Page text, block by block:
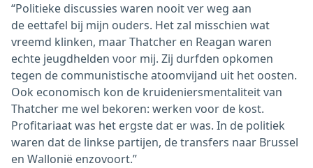
“Politieke discussies waren nooit ver weg aan
de eettafel bij mijn ouders. Het zal misschien wat
vreemd klinken, maar Thatcher en Reagan waren
echte jeugdhelden voor mij. Zij durfden opkomen
tegen de communistische atoomvijand uit het oosten.
Ook economisch kon de kruideniersmentaliteit van
Thatcher me wel bekoren: werken voor de kost.
Profitariaat was het ergste dat er was. In de politiek
waren dat de linkse partijen, de transfers naar Brussel
en Wallonië enzovoort.”